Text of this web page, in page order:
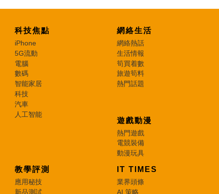
科技焦點
iPhone
5G流動
電腦
數碼
智能家居
科技
汽車
人工智能
網絡生活
網絡熱話
生活情報
筍買着數
旅遊筍料
熱門話題
遊戲動漫
熱門遊戲
電競裝備
動漫玩具
教學評測
應用秘技
新品測試
IT TIMES
業界頭條
AI 策略